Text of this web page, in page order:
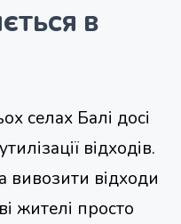
В
селах Балі досі
відходів.
вивозити відходи
жителі просто